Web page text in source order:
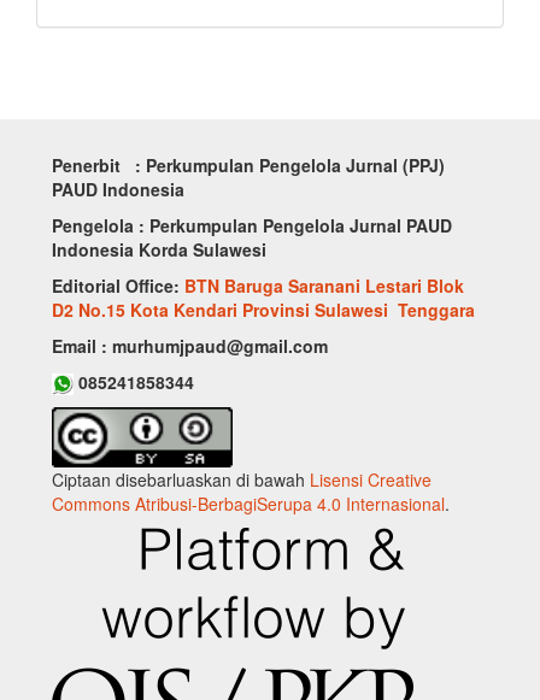
Penerbit : Perkumpulan Pengelola Jurnal (PPJ)
PAUD Indonesia
Pengelola : Perkumpulan Pengelola Jurnal PAUD
Indonesia Korda Sulawesi
Editorial Office: BTN Baruga Saranani Lestari Blok
D2 No.15 Kota Kendari Provinsi Sulawesi Tenggara
Email : murhumjpaud@gmail.com
085241858344
Ciptaan disebarluaskan di bawah Lisensi Creative
Commons Atribusi-BerbagiSerupa 4.0 Internasional.